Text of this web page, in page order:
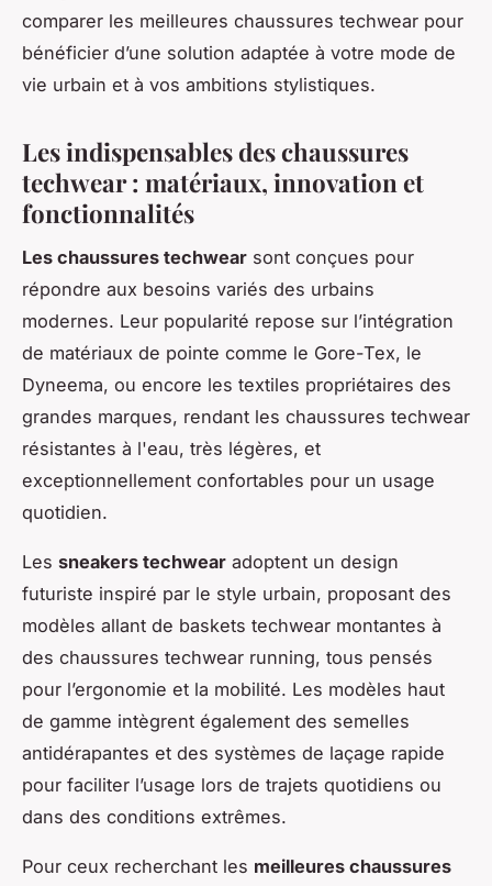
comparer les meilleures chaussures techwear pour
bénéficier d’une solution adaptée à votre mode de
vie urbain et à vos ambitions stylistiques.
Les indispensables des chaussures
techwear : matériaux, innovation et
fonctionnalités
Les chaussures techwear sont conçues pour
répondre aux besoins variés des urbains
modernes. Leur popularité repose sur l’intégration
de matériaux de pointe comme le Gore-Tex, le
Dyneema, ou encore les textiles propriétaires des
grandes marques, rendant les chaussures techwear
résistantes à l'eau, très légères, et
exceptionnellement confortables pour un usage
quotidien.
Les sneakers techwear adoptent un design
futuriste inspiré par le style urbain, proposant des
modèles allant de baskets techwear montantes à
des chaussures techwear running, tous pensés
pour l’ergonomie et la mobilité. Les modèles haut
de gamme intègrent également des semelles
antidérapantes et des systèmes de laçage rapide
pour faciliter l’usage lors de trajets quotidiens ou
dans des conditions extrêmes.
Pour ceux recherchant les meilleures chaussures